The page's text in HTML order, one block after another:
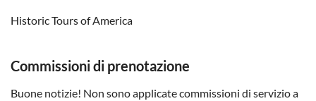
Ricordati di portare:
Historic Tours of America
Commissioni di prenotazione
Buone notizie! Non sono applicate commissioni di servizio a